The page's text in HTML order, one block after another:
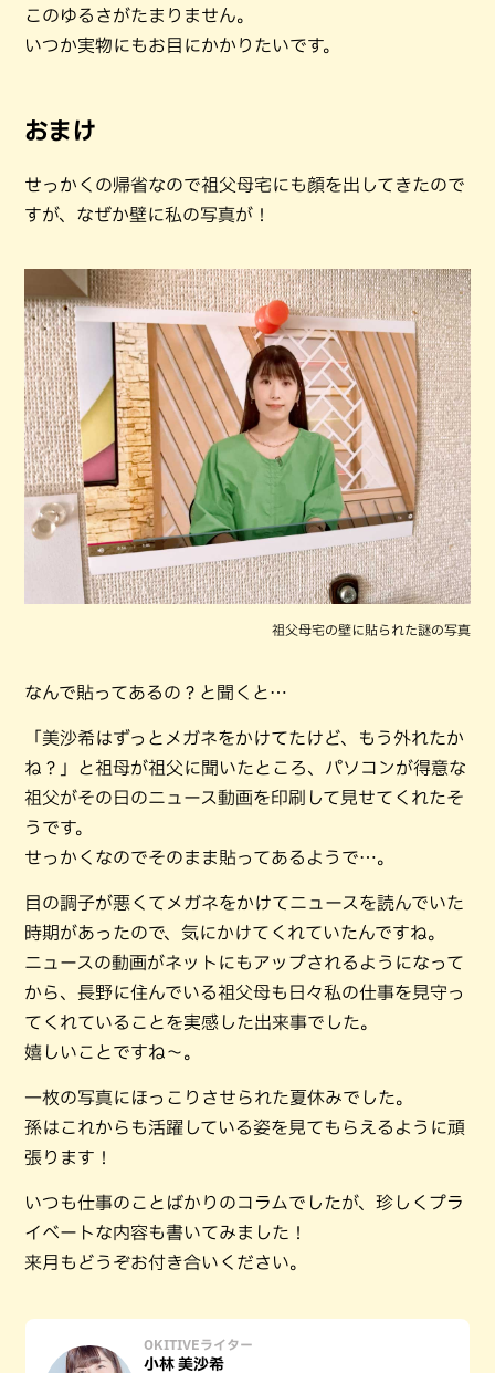
このゆるさがたまりません。
いつか実物にもお目にかかりたいです。
おまけ
せっかくの帰省なので祖父母宅にも顔を出してきたので
すが、なぜか壁に私の写真が！
祖父母宅の壁に貼られた謎の写真
なんで貼ってあるの？と聞くと…
「美沙希はずっとメガネをかけてたけど、もう外れたか
ね？」と祖母が祖父に聞いたところ、パソコンが得意な
祖父がその日のニュース動画を印刷して見せてくれたそ
うです。
せっかくなのでそのまま貼ってあるようで…。
目の調子が悪くてメガネをかけてニュースを読んでいた
時期があったので、気にかけてくれていたんですね。
ニュースの動画がネットにもアップされるようになって
から、長野に住んでいる祖父母も日々私の仕事を見守っ
てくれていることを実感した出来事でした。
嬉しいことですね～。
一枚の写真にほっこりさせられた夏休みでした。
孫はこれからも活躍している姿を見てもらえるように頑
張ります！
いつも仕事のことばかりのコラムでしたが、珍しくプラ
イベートな内容も書いてみました！
来月もどうぞお付き合いください。
OKITIVEライター
小林 美沙希